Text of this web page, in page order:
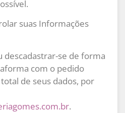
suas Informações
descadastrar-se de forma
com o pedido
de seus dados, por
.